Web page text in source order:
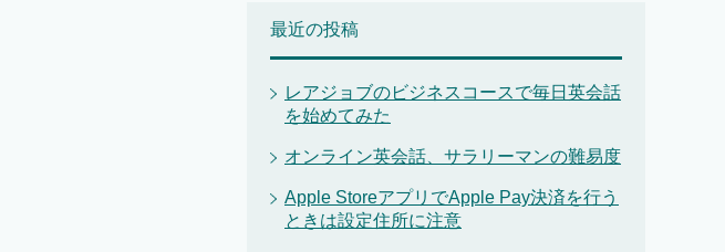
最近の投稿
レアジョブのビジネスコースで毎日英会話
を始めてみた
オンライン英会話、サラリーマンの難易度
Apple StoreアプリでApple Pay決済を行う
ときは設定住所に注意